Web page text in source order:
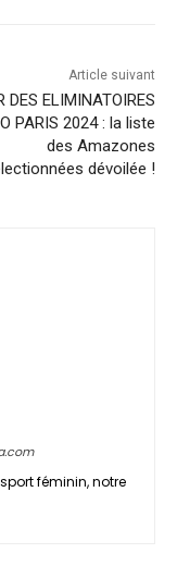
Article suivant
DES ELIMINATOIRES
PARIS 2024 : la liste
des Amazones
dévoilée !
féminin, notre